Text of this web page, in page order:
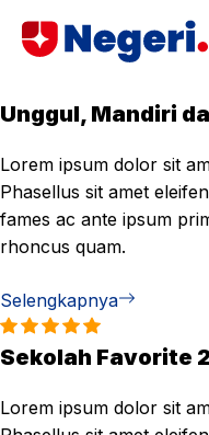
Unggul, Mandiri
Lorem ipsum dolor sit
Phasellus sit amet
fames ac ante ipsum
rhoncus quam.
Selengkapnya
Sekolah Favorite
Lorem ipsum dolor sit